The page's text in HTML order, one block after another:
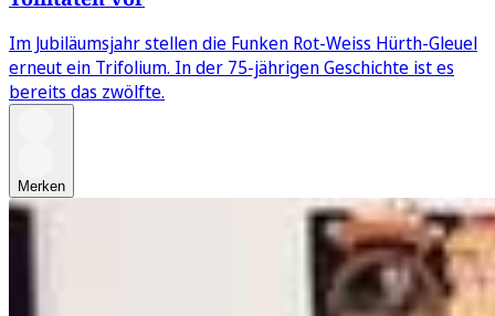
Im Jubiläumsjahr stellen die Funken Rot-Weiss Hürth-Gleuel
erneut ein Trifolium. In der 75-jährigen Geschichte ist es
bereits das zwölfte.
Merken